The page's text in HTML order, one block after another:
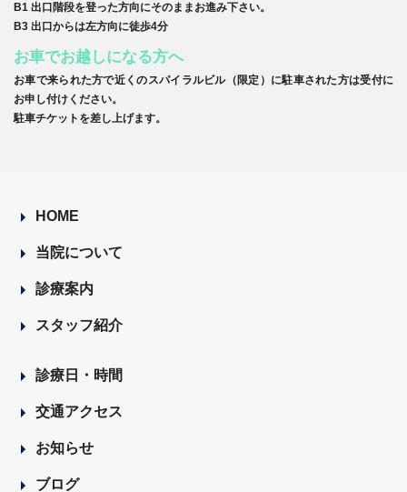
B1 出口階段を登った方向にそのままお進み下さい。
B3 出口からは左方向に徒歩4分
お車でお越しになる方へ
お車で来られた方で近くのスパイラルビル（限定）に駐車された方は受付に
お申し付けください。
駐車チケットを差し上げます。
HOME
当院について
診療案内
スタッフ紹介
診療日・時間
交通アクセス
お知らせ
ブログ